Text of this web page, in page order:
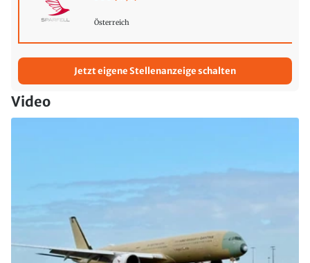
Österreich
Jetzt eigene Stellenanzeige schalten
Video